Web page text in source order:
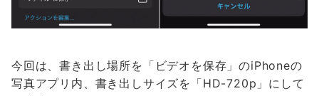
今回は、書き出し場所を「ビデオを保存」のiPhoneの
写真アプリ内、書き出しサイズを「HD-720p」にして